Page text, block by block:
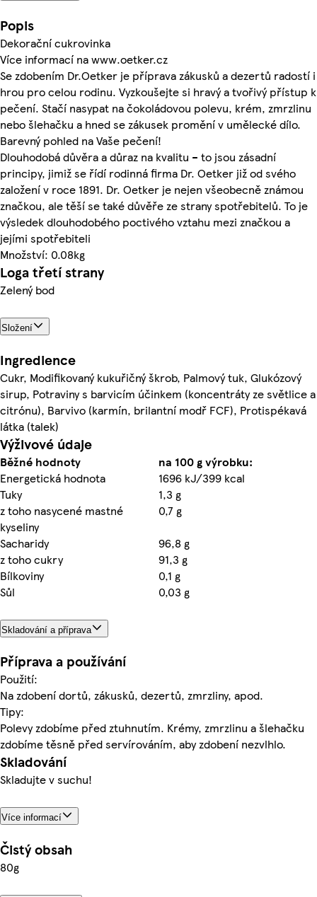
Popis
Dekorační cukrovinka
Více informací na www.oetker.cz
Se zdobením Dr.Oetker je příprava zákusků a dezertů radostí i
hrou pro celou rodinu. Vyzkoušejte si hravý a tvořivý přístup k
pečení. Stačí nasypat na čokoládovou polevu, krém, zmrzlinu
nebo šlehačku a hned se zákusek promění v umělecké dílo.
Barevný pohled na Vaše pečení!
Dlouhodobá důvěra a důraz na kvalitu – to jsou zásadní
principy, jimiž se řídí rodinná firma Dr. Oetker již od svého
založení v roce 1891. Dr. Oetker je nejen všeobecně známou
značkou, ale těší se také důvěře ze strany spotřebitelů. To je
výsledek dlouhodobého poctivého vztahu mezi značkou a
jejími spotřebiteli
Množství: 0.08kg
Loga třetí strany
Zelený bod
Složení
Ingredience
Cukr, Modifikovaný kukuřičný škrob, Palmový tuk, Glukózový
sirup, Potraviny s barvicím účinkem (koncentráty ze světlice a
citrónu), Barvivo (karmín, brilantní modř FCF), Protispékavá
látka (talek)
Výživové údaje
Běžné hodnoty
na 100 g výrobku:
Energetická hodnota
1696 kJ/399 kcal
Tuky
1,3 g
z toho nasycené mastné
kyseliny
0,7 g
Sacharidy
96,8 g
z toho cukry
91,3 g
Bílkoviny
0,1 g
Sůl
0,03 g
Skladování a příprava
Příprava a používání
Použití:
Na zdobení dortů, zákusků, dezertů, zmrzliny, apod.
Tipy:
Polevy zdobíme před ztuhnutím. Krémy, zmrzlinu a šlehačku
zdobíme těsně před servírováním, aby zdobení nezvlhlo.
Skladování
Skladujte v suchu!
Více informací
Čistý obsah
80g